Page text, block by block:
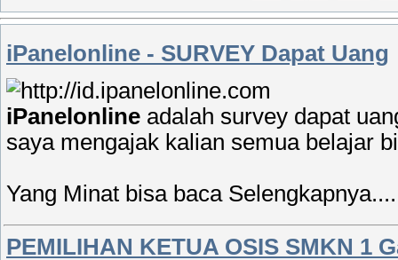
iPanelonline - SURVEY Dapat Uang
iPanelonline adalah survey dapat
saya mengajak kalian semua belajar
Yang Minat bisa baca
PEMILIHAN KETUA OSIS SMKN 1